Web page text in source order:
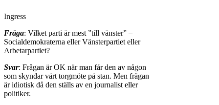
Ingress
Fråga: Vilket parti är mest ”till vänster” –
Socialdemokraterna eller Vänsterpartiet eller
Arbetarpartiet?
Svar: Frågan är OK när man får den av någon
som skyndar vårt torgmöte på stan. Men frågan
är idiotisk då den ställs av en journalist eller
politiker.